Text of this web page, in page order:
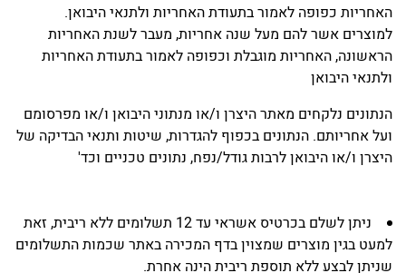
האחריות כפופה לאמור בתעודת האחריות ולתנאי היבואן.
למוצרים אשר להם מעל שנה אחריות, מעבר לשנת האחריות
הראשונה, האחריות מוגבלת וכפופה לאמור בתעודת האחריות
ולתנאי היבואן
הנתונים נלקחים מאתר היצרן ו/או מנתוני היבואן ו/או מפרסומם
ועל אחריותם. הנתונים בכפוף להגדרות, שיטות ותנאי הבדיקה של
היצרן ו/או היבואן לרבות גודל/נפח, נתונים טכניים וכד'
ניתן לשלם בכרטיס אשראי עד 12 תשלומים ללא ריבית, זאת
למעט בגין מוצרים שמצוין בדף המכירה באתר שכמות התשלומים
שניתן לבצע ללא תוספת ריבית הינה אחרת.